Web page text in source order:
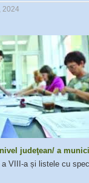
2024
judeţean/ a
VIII-a și listele cu